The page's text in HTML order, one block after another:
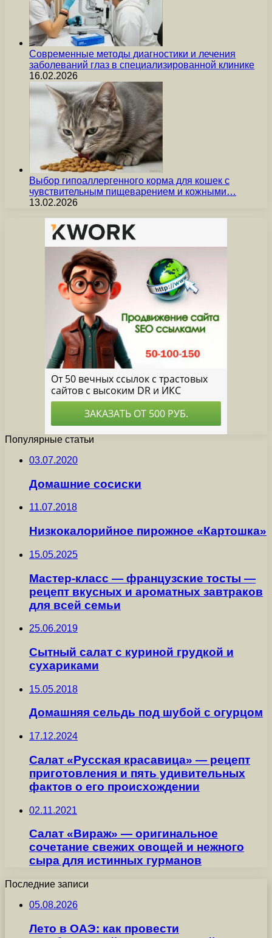
Современные методы диагностики и лечения
заболеваний глаз в специализированной клинике
16.02.2026
Выбор гипоаллергенного корма для кошек с
чувствительным пищеварением и кожными…
13.02.2026
Популярные статьи
03.07.2020
Домашние сосиски
11.07.2018
Низкокалорийное пирожное «Картошка»
15.05.2025
Мастер-класс — французские тосты —
рецепт вкусных и ароматных завтраков
для всей семьи
25.06.2019
Сытный салат с куриной грудкой и
сухариками
15.05.2018
Домашняя сельдь под шубой с огурцом
17.12.2024
Салат «Русская красавица» — рецепт
приготовления и пять удивительных
фактов о его происхождении
02.11.2021
Салат «Вираж» — оригинальное
сочетание свежих овощей и нежного
сыра для истинных гурманов
Последние записи
05.08.2026
Лето в ОАЭ: как провести